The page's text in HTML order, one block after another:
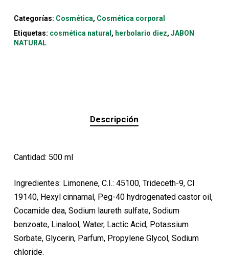
Categorías: Cosmética, Cosmética corporal
Etiquetas: cosmética natural , herbolario diez, JABON
NATURAL
Descripción
Cantidad: 500 ml
Ingredientes: Limonene, C.I.: 45100, Trideceth-9, CI
19140, Hexyl cinnamal, Peg-40 hydrogenated castor oil,
Cocamide dea, Sodium laureth sulfate, Sodium
benzoate, Linalool, Water, Lactic Acid, Potassium
Sorbate, Glycerin, Parfum, Propylene Glycol, Sodium
chloride.